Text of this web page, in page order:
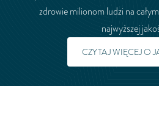
zdrowie milionom ludzi na
najwyższej
CZYTAJ WIĘCEJ O